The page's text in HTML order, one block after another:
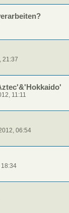
21:37
11:11
06:54
18:34